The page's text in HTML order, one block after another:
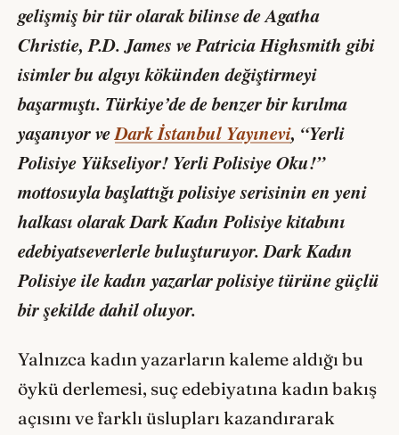
gelişmiş bir tür olarak bilinse de Agatha
Christie, P.D. James ve Patricia Highsmith gibi
isimler bu algıyı kökünden değiştirmeyi
başarmıştı. Türkiye’de de benzer bir kırılma
yaşanıyor veDark İstanbul Yayınevi, “Yerli
Polisiye Yükseliyor! Yerli Polisiye Oku!”
mottosuyla başlattığı polisiye serisinin en yeni
halkası olarak Dark Kadın Polisiye kitabını
edebiyatseverlerle buluşturuyor.Dark Kadın
Polisiyeile kadın yazarlar polisiye türüne güçlü
bir şekilde dahil oluyor.
Yalnızca kadın yazarların kaleme aldığı bu
öykü derlemesi, suç edebiyatına kadın bakış
açısını ve farklı üslupları kazandırarak